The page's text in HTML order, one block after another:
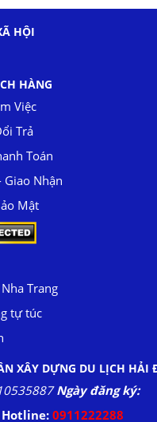
HỘI
HÀNG
Việc
Trả
Toán
Giao Nhận
Mật
Trang
tự túc
XÂY DỰNG DU LỊCH HẢI
Ngày đăng ký:
Hotline:0911222288